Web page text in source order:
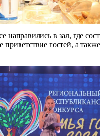
направились в зал, где
приветствие гостей, а